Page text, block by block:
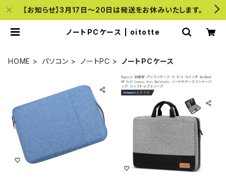
【お知らせ】3月17日〜20日は発送をお休みいたします。
ノートPCケース | oitotte
HOME パソコン ノートPC ノートPCケース